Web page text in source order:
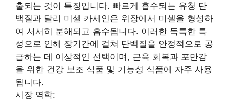
출되는 것이 특징입니다. 빠르게 흡수되는 유청 단
백질과 달리 미셀 카세인은 위장에서 미셀을 형성하
여 서서히 분해되고 흡수됩니다. 이러한 독특한 특
성으로 인해 장기간에 걸쳐 단백질을 안정적으로 공
급하는 데 이상적인 선택이며, 근육 회복과 포만감
을 위한 건강 보조 식품 및 기능성 식품에 자주 사용
됩니다.
시장 역학: